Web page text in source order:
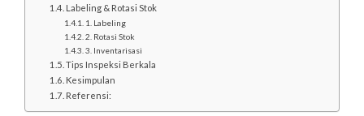
Labeling & Rotasi Stok
1. Labeling
2. Rotasi Stok
3. Inventarisasi
Tips Inspeksi Berkala
Kesimpulan
Referensi: